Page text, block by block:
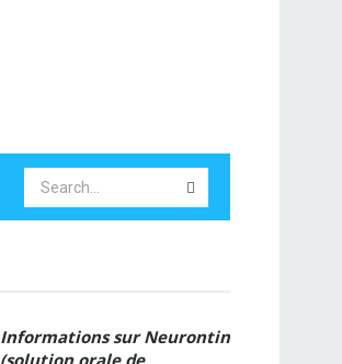
Informations sur Neurontin
(solution orale de